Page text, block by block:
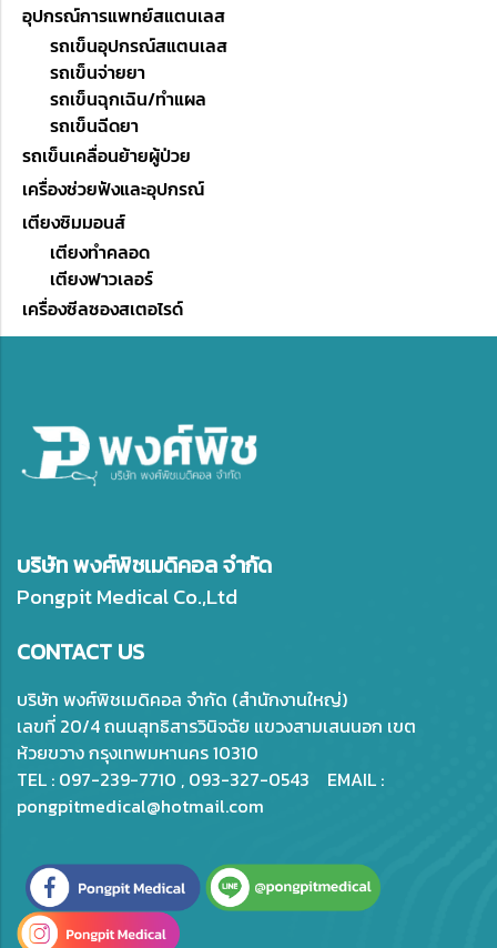
อุปกรณ์การแพทย์สแตนเลส
รถเข็นอุปกรณ์สแตนเลส
รถเข็นจ่ายยา
รถเข็นฉุกเฉิน/ทำแผล
รถเข็นฉีดยา
รถเข็นเคลื่อนย้ายผู้ป่วย
เครื่องช่วยฟังและอุปกรณ์
เตียงซิมมอนส์
เตียงทำคลอด
เตียงฟาวเลอร์
เครื่องซีลซองสเตอไรด์
บริษัท พงศ์พิชเมดิคอล จำกัด
Pongpit Medical Co.,Ltd
CONTACT US
บริษัท พงศ์พิชเมดิคอล จำกัด (สำนักงานใหญ่)
เลขที่ 20/4 ถนนสุทธิสารวินิจฉัย แขวงสามเสนนอก เขต
ห้วยขวาง กรุงเทพมหานคร 10310
TEL : 097-239-7710 , 093-327-0543 EMAIL :
pongpitmedical@hotmail.com